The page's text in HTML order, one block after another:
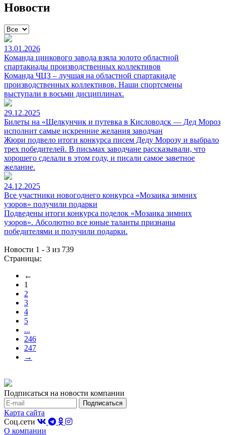
Новости
13.01.2026
Команда цинкового завода взяла золото областной
cпартакиады производственных коллективов
Команда ЧЦЗ – лучшая на областной спартакиаде
производственных коллективов. Наши спортсмены
выступали в восьми дисциплинах.
29.12.2025
Билеты на «Щелкунчик и путевка в Кисловодск — Дед Мороз
исполнит самые искренние желания заводчан
Жюри подвело итоги конкурса писем Деду Морозу и выбрало
трех победителей. В письмах заводчане рассказывали, что
хорошего сделали в этом году, и писали самое заветное
желание.
24.12.2025
Все участники новогоднего конкурса «Мозаика зимних
узоров» получили подарки
Подведены итоги конкурса поделок «Мозаика зимних
узоров». Абсолютно все юные таланты признаны
победителями и получили подарки.
Новости 1 - 3 из 739
Страницы:
←
1
2
3
4
5
...
246
247
→
Подписаться на новости компании
Карта сайта
Соц.сети
О компании